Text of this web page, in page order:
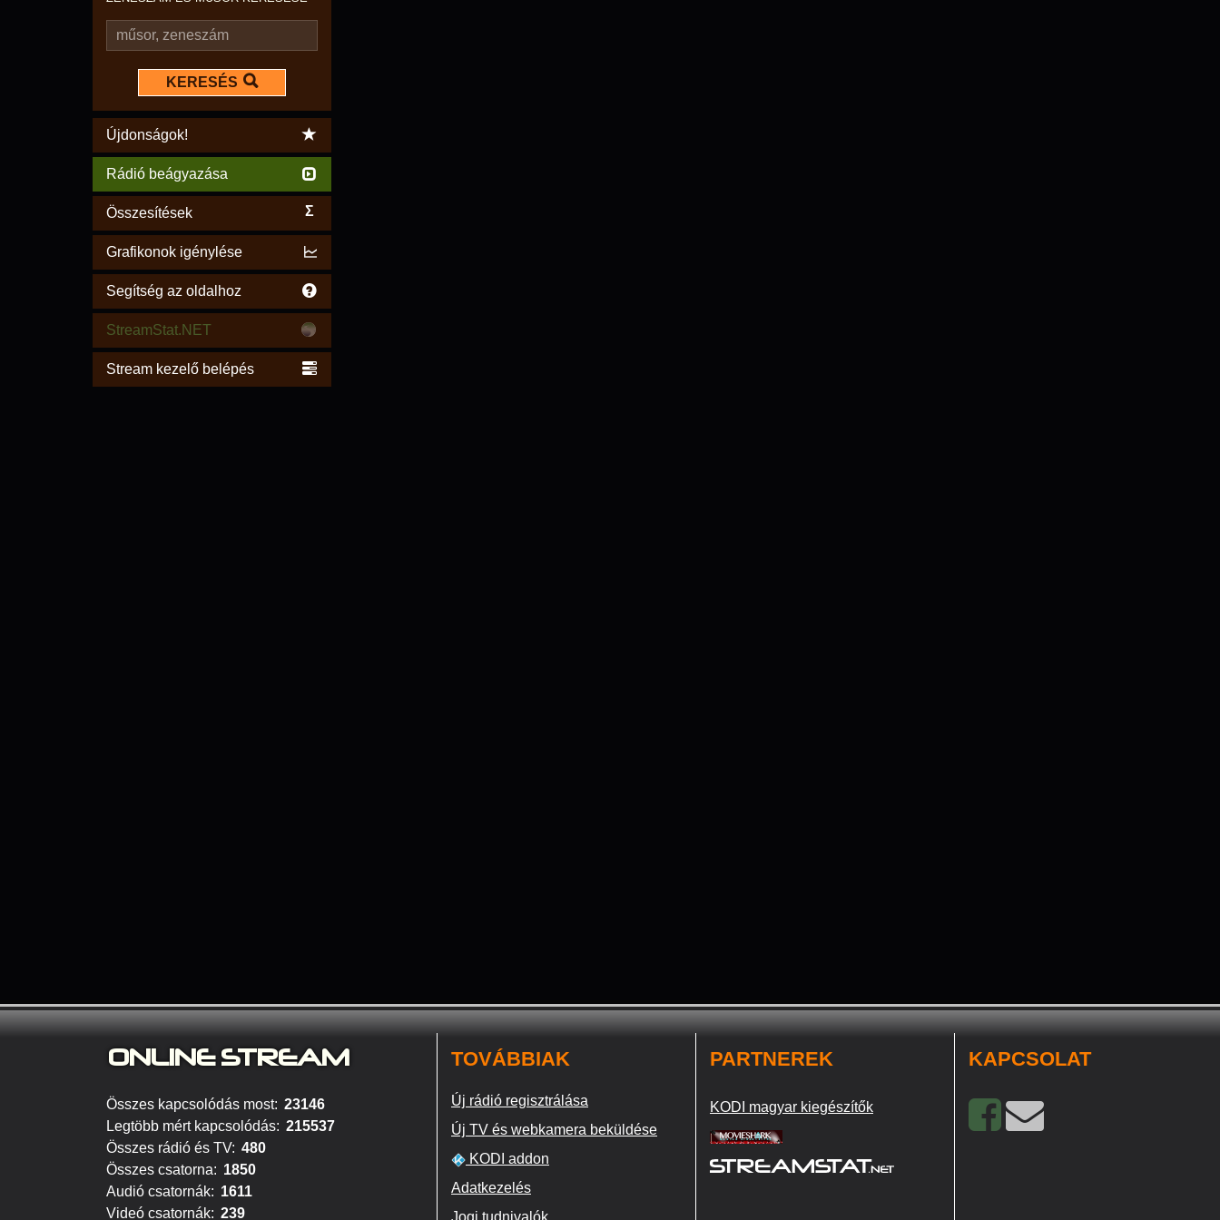
KERESÉS
Újdonságok!
Rádió beágyazása
Összesítések Σ
Grafikonok igénylése
Segítség az oldalhoz
StreamStat.NET
Stream kezelő belépés
ONLINE STREAM
Összes kapcsolódás most: 23146
Legtöbb mért kapcsolódás: 215537
Összes rádió és TV: 480
Összes csatorna: 1850
Audió csatornák: 1611
Videó csatornák: 239
TOVÁBBIAK
Új rádió regisztrálása
Új TV és webkamera beküldése
KODI addon
Adatkezelés
Jogi tudnivalók
PARTNEREK
KODI magyar kiegészítők
KAPCSOLAT